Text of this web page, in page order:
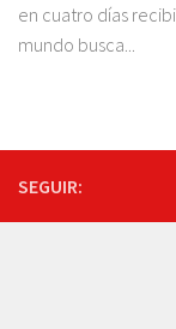
en cuatro días
mundo busca...
SEGUIR: